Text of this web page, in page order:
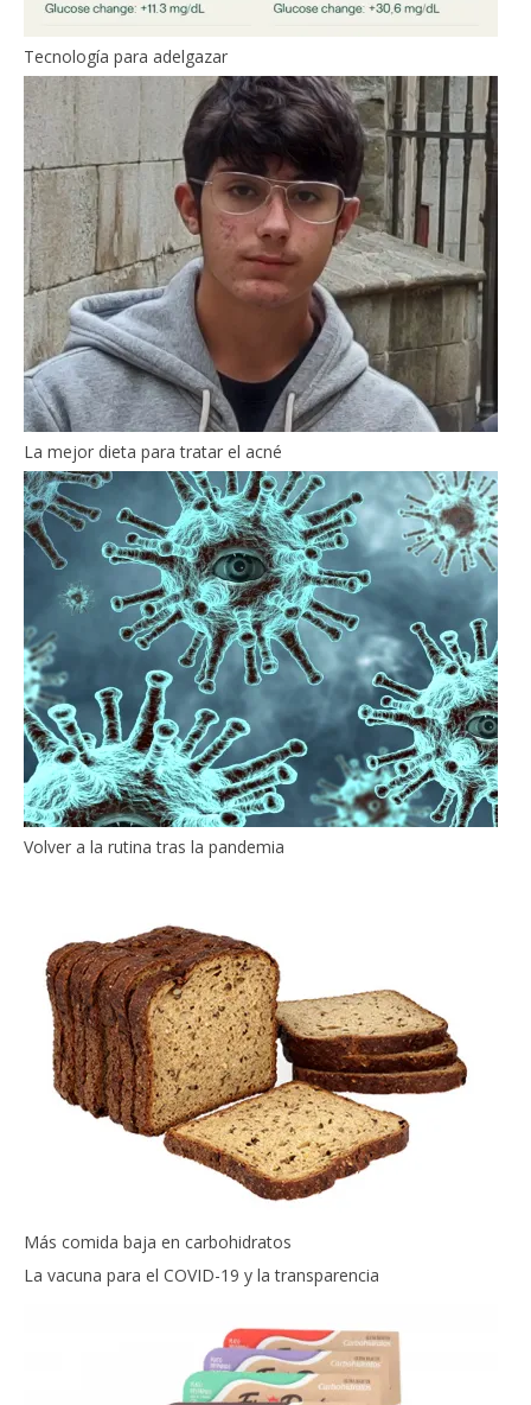
Tecnología para adelgazar
La mejor dieta para tratar el acné
Volver a la rutina tras la pandemia
Más comida baja en carbohidratos
La vacuna para el COVID-19 y la transparencia